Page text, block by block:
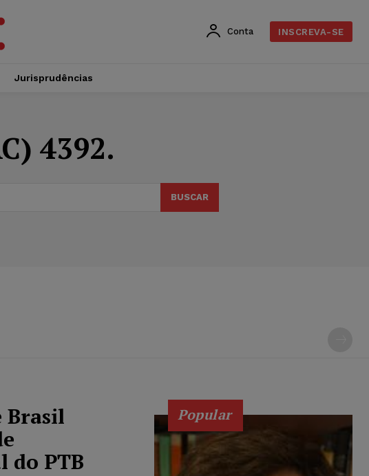
Conta INSCREVA-SE
Jurisprudências
4392.
BUSCAR
Brasil
do PTB
Popular